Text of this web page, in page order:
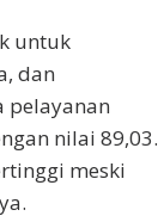
untuk
dan
pelayanan
nilai 89,03.
meski